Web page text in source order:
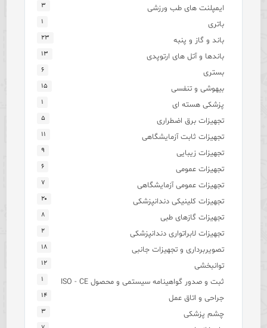
ایمپلنت های طب ورزشی ۳
باتری ۱
باند و گاز و پنبه ۲۳
باندها و آتل های ارتوپدی ۱۳
بستری ۶
بیهوشی و تنفسی ۱۵
پزشکی هسته ای ۱
تجهیزات برق اضطراری ۵
تجهیزات ثابت آزمایشگاهی ۱۱
تجهیزات زیبایی ۹
تجهیزات عمومی ۶
تجهیزات عمومی آزمایشگاهی ۷
تجهیزات کلینیکی دندانپزشکی ۲۰
تجهیزات گازهای طبی ۸
تجهیزات لابراتواری دندانپزشکی ۲
تصویربرداری و تجهیزات جانبی ۱۸
توانبخشی ۱۲
ثبت و صدور گواهینامه سیستمی و محصول ISO - CE ۱
جراحی و اتاق عمل ۱۴
چشم پزشکی ۳